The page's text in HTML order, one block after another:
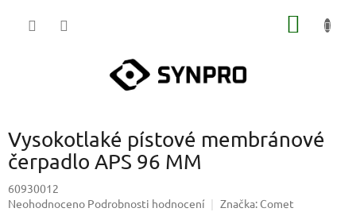
Vysokotlaké pístové membránové
čerpadlo APS 96 MM
60930012
Průměrné
Neohodnoceno Podrobnosti hodnocení Značka: Comet